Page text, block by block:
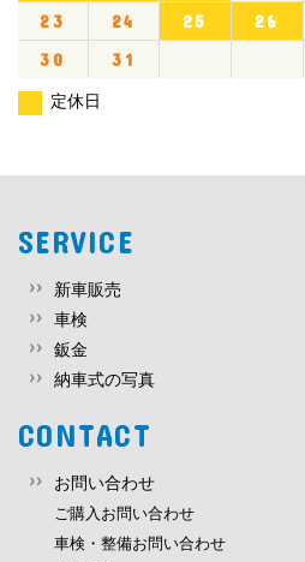
23
24 25 26
30
31
定休日
SERVICE
新車販売
車検
鈑金
納車式の写真
CONTACT
お問い合わせ
ご購入お問い合わせ
車検・整備お問い合わせ